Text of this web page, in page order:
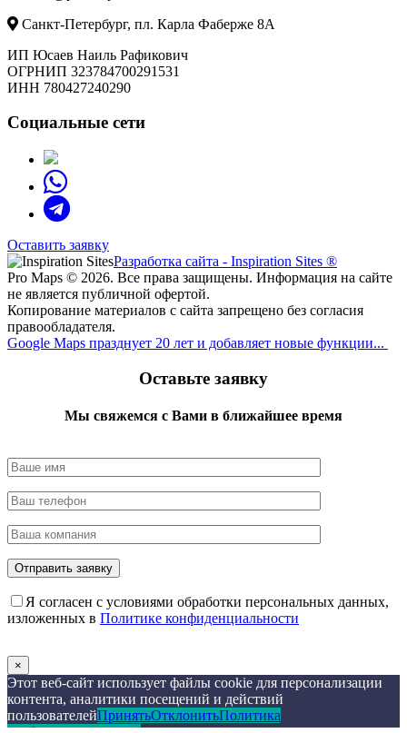
Санкт-Петербург, пл. Карла Фаберже 8А
ИП Юсаев Наиль Рафикович
ОГРНИП 323784700291531
ИНН 780427240290
Социальные сети
Оставить заявку
Разработка сайта - Inspiration Sites ®
Pro Maps © 2026. Все права защищены. Информация на сайте
не является публичной офертой.
Копирование материалов с сайта запрещено без согласия
правообладателя.
Google Maps празднует 20 лет и добавляет новые функции...
Оставьте заявку
Мы свяжемся с Вами в ближайшее время
Я согласен с условиями обработки персональных данных,
изложенных в Политике конфиденциальности
×
Этот веб-сайт использует файлы cookie для персонализации
контента, аналитики посещений и действий
пользователейПринятьОтклонитьПолитика